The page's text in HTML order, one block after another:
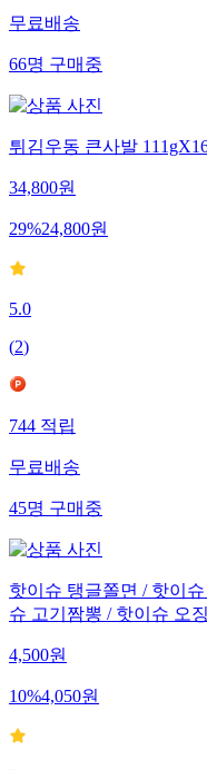
무료배송
66명구매중
튀김우동 큰사발
34,800원
29%24,800원
5.0
(2)
744적립
무료배송
45명구매중
핫이슈 탱글쫄면 / 핫이
슈 고기짬뽕 / 핫이슈 오
4,500원
10%4,050원